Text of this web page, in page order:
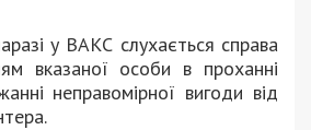
у ВАКС слухається справа
вказаної особи в проханні
неправомірної вигоди від